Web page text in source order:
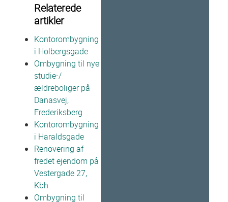
Relaterede
artikler
Kontorombygning
i Holbergsgade
Ombygning til nye
studie-/
ældreboliger på
Danasvej,
Frederiksberg
Kontorombygning
i Haraldsgade
Renovering af
fredet ejendom på
Vestergade 27,
Kbh.
Ombygning til